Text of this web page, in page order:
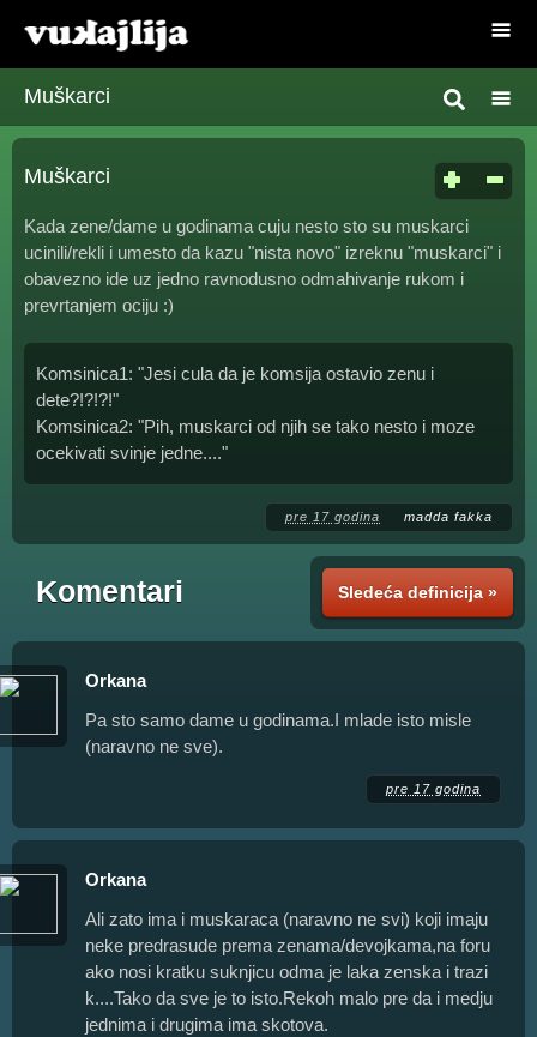
Muškarci
Muškarci
Kada zene/dame u godinama cuju nesto sto su muskarci
ucinili/rekli i umesto da kazu "nista novo" izreknu "muskarci" i
obavezno ide uz jedno ravnodusno odmahivanje rukom i
prevrtanjem ociju :)
Komsinica1: "Jesi cula da je komsija ostavio zenu i
dete?!?!?!"
Komsinica2: "Pih, muskarci od njih se tako nesto i moze
ocekivati svinje jedne...."
pre 17 godina madda fakka
Sledeća definicija »
Komentari
Orkana
Pa sto samo dame u godinama.I mlade isto misle
(naravno ne sve).
pre 17 godina
Orkana
Ali zato ima i muskaraca (naravno ne svi) koji imaju
neke predrasude prema zenama/devojkama,na foru
ako nosi kratku suknjicu odma je laka zenska i trazi
k....Tako da sve je to isto.Rekoh malo pre da i medju
jednima i drugima ima skotova.